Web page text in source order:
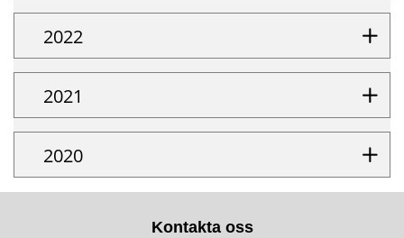
2022
2021
2020
Kontakta oss